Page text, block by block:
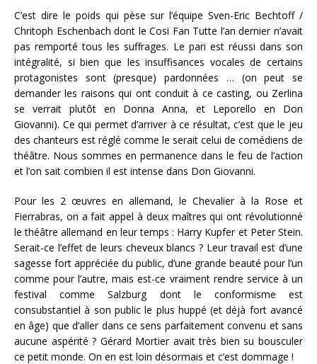
C’est dire le poids qui pèse sur l’équipe Sven-Eric Bechtoff /
Chritoph Eschenbach dont le Cosi Fan Tutte l’an dernier n’avait
pas remporté tous les suffrages. Le pari est réussi dans son
intégralité, si bien que les insuffisances vocales de certains
protagonistes sont (presque) pardonnées … (on peut se
demander les raisons qui ont conduit à ce casting, ou Zerlina
se verrait plutôt en Donna Anna, et Leporello en Don
Giovanni). Ce qui permet d’arriver à ce résultat, c’est que le jeu
des chanteurs est réglé comme le serait celui de comédiens de
théâtre. Nous sommes en permanence dans le feu de l’action
et l’on sait combien il est intense dans Don Giovanni.
Pour les 2 œuvres en allemand, le Chevalier à la Rose et
Fierrabras, on a fait appel à deux maîtres qui ont révolutionné
le théâtre allemand en leur temps : Harry Kupfer et Peter Stein.
Serait-ce l’effet de leurs cheveux blancs ? Leur travail est d’une
sagesse fort appréciée du public, d’une grande beauté pour l’un
comme pour l’autre, mais est-ce vraiment rendre service à un
festival comme Salzburg dont le conformisme est
consubstantiel à son public le plus huppé (et déjà fort avancé
en âge) que d’aller dans ce sens parfaitement convenu et sans
aucune aspérité ? Gérard Mortier avait très bien su bousculer
ce petit monde. On en est loin désormais et c’est dommage !